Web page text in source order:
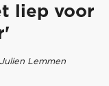
liep voor
Lemmen